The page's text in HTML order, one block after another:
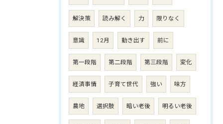
解決策 読み解く 力 限りなく
意識 12月 動き出す 前に
第一段階 第二段階 第三段階 変化
経済事情 子育て世代 強い 味方
農地 選択肢 暗い老後 明るい老後